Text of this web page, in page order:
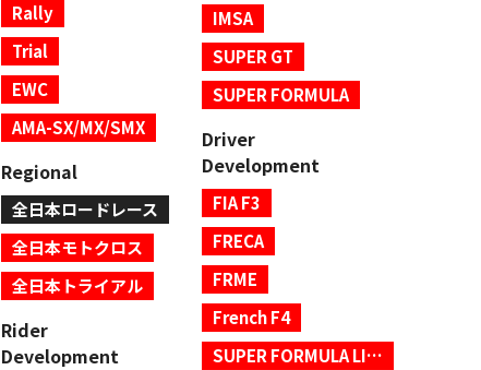
Rally
Trial
EWC
AMA-SX/MX/SMX
Regional
全日本ロードレース
全日本モトクロス
全日本トライアル
Rider
Development
IMSA
SUPER GT
SUPER FORMULA
Driver
Development
FIA F3
FRECA
FRME
French F4
SUPER FORMULA LIGHTS